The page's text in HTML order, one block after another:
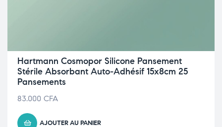
Hartmann Cosmopor Silicone Pansement
Stérile Absorbant Auto-Adhésif 15x8cm 25
Pansements
83.000 CFA
AJOUTER AU PANIER